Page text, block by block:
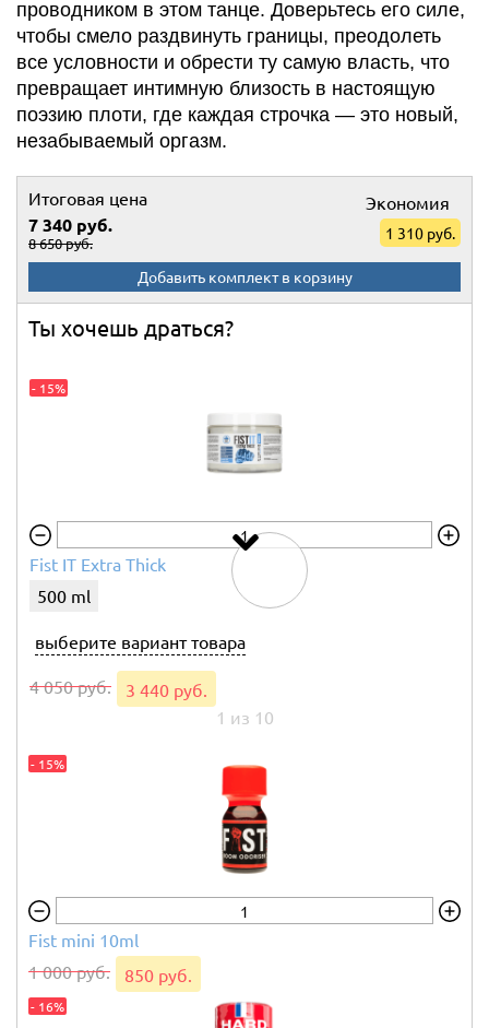
проводником в этом танце. Доверьтесь его силе,
чтобы смело раздвинуть границы, преодолеть
все условности и обрести ту самую власть, что
превращает интимную близость в настоящую
поэзию плоти, где каждая строчка — это новый,
незабываемый оргазм.
Итоговая цена
7 340 руб.
8 650 руб.
Экономия
1 310 руб.
Добавить комплект в корзину
Ты хочешь драться?
- 15%
Fist IT Extra Thick
500 ml
выберите вариант товара
4 050 руб.
3 440 руб.
1 из 10
Fist IT Butter
100 ml
выберите вариант товара
- 15%
Fist mini 10ml
1 000 руб.
850 руб.
- 16%